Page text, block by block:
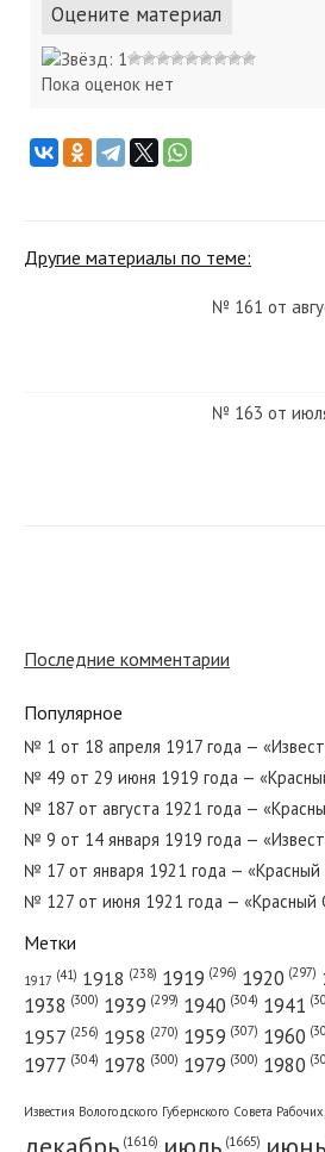
Оцените материал
Пока оценок нет
Другие материалы по теме:
№ 161 от
№ 163 от
№ 89 от
№ 306 от
Последние комментарии
Популярное
№ 1 от 18 апреля 1917 года —
№ 49 от 29 июня 1919 года —
№ 187 от августа 1921 года —
№ 9 от 14 января 1919 года —
№ 17 от января 1921 года — «Красный
№ 127 от июня 1921 года — «Красный
Метки
1917 (41) 1918 (238) 1919 (296) 1920 (297)
1938 (300) 1939 (299) 1940 (304) 1941
1957 (256) 1958 (270) 1959 (307) 1960
1977 (304) 1978 (300) 1979 (300) 1980
Известия Вологодского Губернского Совета
(1616) (1665)